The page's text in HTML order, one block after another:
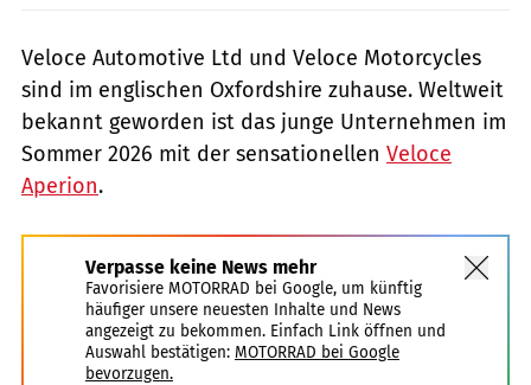
Veloce Automotive Ltd und Veloce Motorcycles
sind im englischen Oxfordshire zuhause. Weltweit
bekannt geworden ist das junge Unternehmen im
Sommer 2026 mit der sensationellen Veloce
Aperion.
Verpasse keine News mehr
Favorisiere MOTORRAD bei Google, um künftig
häufiger unsere neuesten Inhalte und News
angezeigt zu bekommen. Einfach Link öffnen und
Auswahl bestätigen: MOTORRAD bei Google
bevorzugen.